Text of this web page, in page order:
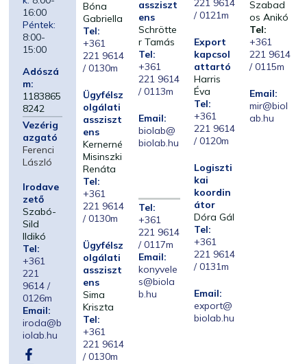
16:00
Péntek:
8:00-
15:00
Adószá
m:
1183865
8242
Vezérig
azgató
Ferenci
László
Irodave
zető
Szabó-
Sild
Ildikó
Tel:
+361
221
9614 /
0126m
Email:
iroda@b
iolab.hu
Bóna
Gabriella
Tel:
+361
221 9614
/ 0130m
Ügyfélsz
olgálati
assziszt
ens
Kernerné
Misinszki
Renáta
Tel:
+361
221 9614
/ 0130m
Ügyfélsz
olgálati
assziszt
ens
Sima
Kriszta
Tel:
+361
221 9614
/ 0130m
assziszt
ens
Schrötte
r Tamás
Tel:
+361
221 9614
/ 0113m
Email:
biolab@
biolab.hu
Tel:
+361
221 9614
/ 0117m
Email:
konyvele
s@biola
b.hu
221 9614
/ 0121m
Export
kapcsol
attartó
Harris
Éva
Tel:
+361
221 9614
/ 0120m
Logiszti
kai
koordin
átor
Dóra Gál
Tel:
+361
221 9614
/ 0131m
Email:
export@
biolab.hu
Szabad
os Anikó
Tel:
+361
221 9614
/ 0115m
Email:
mir@biol
ab.hu